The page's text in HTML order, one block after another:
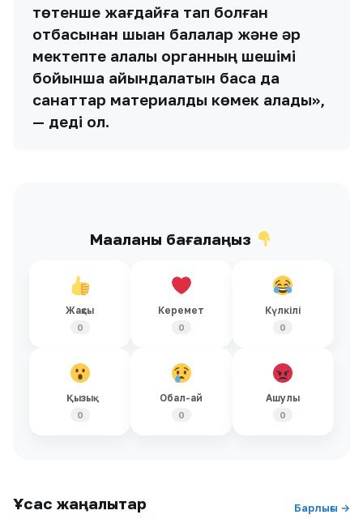
төтенше жағдайға тап болған
отбасынан шыққан балалар және әр
мектепте алқалы органның шешімі
бойынша айқындалатын басқа да
санаттар материалдық көмек алады»,
— деді ол.
Мақаланы бағалаңыз
Жақсы
0
Керемет
0
Күлкілі
0
Қызық
0
Обал-ай
0
Ашулы
0
Ұқсас жаңалықтар Барлығы →